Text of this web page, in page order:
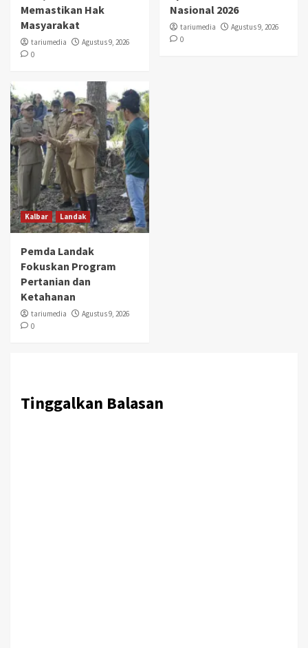
Memastikan Hak
Masyarakat
tariumedia
Agustus 9, 2026
0
Nasional 2026
tariumedia
Agustus 9, 2026
0
Kalbar Landak
Pemda Landak
Fokuskan Program
Pertanian dan
Ketahanan
tariumedia
Agustus 9, 2026
0
Tinggalkan Balasan